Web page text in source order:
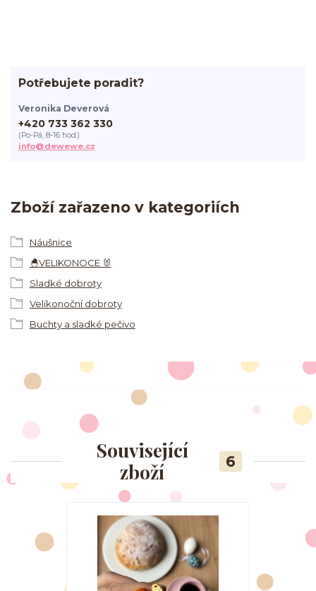
Zboží zařazeno v kategoriích
Náušnice
🐣VELIKONOCE 🐰
Sladké dobroty
Velikonoční dobroty
Buchty a sladké pečivo
Potřebujete poradit?
Veronika Deverová
+420 733 362 330
(Po-Pá, 8-16 hod.)
info@dewewe.cz
Související
zboží
6